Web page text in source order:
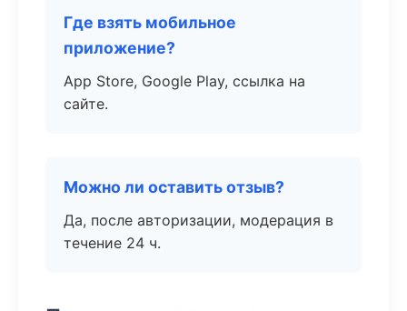
Где взять мобильное
приложение?
App Store, Google Play, ссылка на
сайте.
Можно ли оставить отзыв?
Да, после авторизации, модерация в
течение 24 ч.